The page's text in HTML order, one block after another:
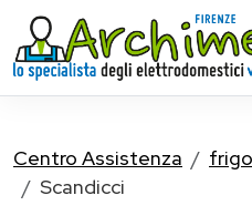
Centro Assistenza
Scandicci